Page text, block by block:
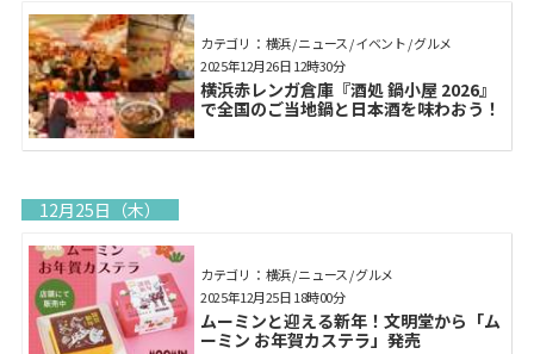
カテゴリ： 横浜 / ニュース / イベント / グルメ
横浜赤レンガ倉庫『酒処 鍋小屋 2026』
で全国のご当地鍋と日本酒を味わおう！
2025年12月26日 12時30分
12月25日（木）
カテゴリ： 横浜 / ニュース / グルメ
ムーミンと迎える新年！文明堂から「ム
ーミン お年賀カステラ」発売
2025年12月25日 18時00分